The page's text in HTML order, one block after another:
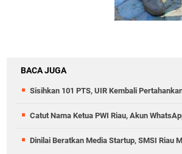
BACA JUGA
Sisihkan 101 PTS, UIR Kembali
Catut Nama Ketua PWI Riau, Akun
Dinilai Beratkan Media Startup, SMSI Riau